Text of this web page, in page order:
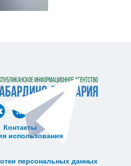
Контакты
использования
персональных данных